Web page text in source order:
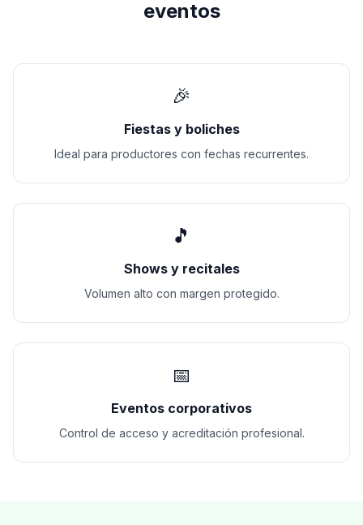
eventos
🎉
Fiestas y boliches
Ideal para productores con fechas recurrentes.
🎵
Shows y recitales
Volumen alto con margen protegido.
📅
Eventos corporativos
Control de acceso y acreditación profesional.